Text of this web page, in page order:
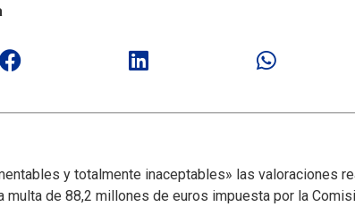
y totalmente inaceptables» las valoraciones
multa de 88,2 millones de euros impuesta por la